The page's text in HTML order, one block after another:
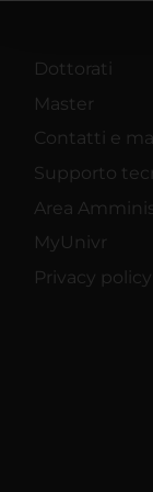
Dottorati
Master
Contatti e
Supporto
Area
MyUnivr
Privacy policy